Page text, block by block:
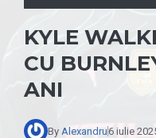
KYLE
CU
ANI
By Alexandru6 iulie